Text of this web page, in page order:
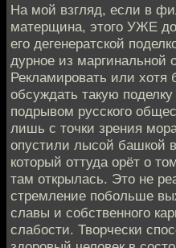
На мой взгляд, если в
матерщина, этого УЖЕ
его дегенератской
дурное из маргинальной
Рекламировать или хотя
обсуждать такую
подрывом русского
лишь с точки зрения
опустили лысой башкой
который оттуда орёт о
там открылась. Это не
стремление побольше
славы и собственного
слабости. Творчески